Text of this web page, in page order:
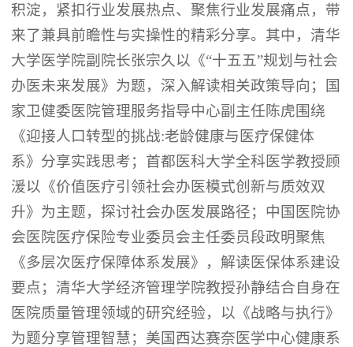
积淀，紧扣行业发展热点、聚焦行业发展痛点，带
来了兼具前瞻性与实操性的精彩分享。其中，清华
大学医学院副院长张宗久以《“十五五”规划与社会
办医未来发展》为题，深入解读相关政策导向；国
家卫健委医院管理服务指导中心副主任陈虎围绕
《迎接人口转型的挑战:老龄健康与医疗保健体
系》分享实践思考；首都医科大学全科医学教授顾
湲以《价值医疗引领社会办医模式创新与质效双
升》为主题，探讨社会办医发展路径；中国医院协
会医院医疗保险专业委员会主任委员段政明聚焦
《多层次医疗保障体系发展》，解读医保体系建设
要点；清华大学经济管理学院教授孙静结合自身在
医院质量管理领域的研究经验，以《战略与执行》
为题分享管理智慧；美国西达赛奈医学中心健康系